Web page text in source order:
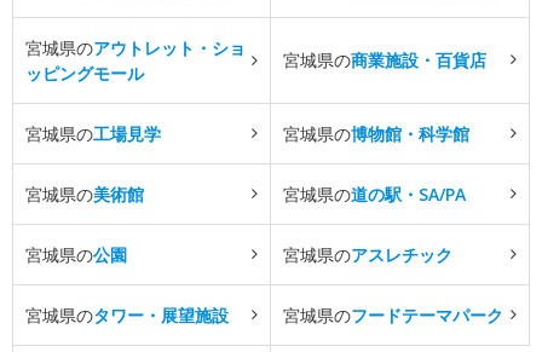
宮城県のアウトレット・ショ
ッピングモール
宮城県の商業施設・百貨店
宮城県の工場見学 宮城県の博物館・科学館
宮城県の美術館 宮城県の道の駅・SA/PA
宮城県の公園 宮城県のアスレチック
宮城県のタワー・展望施設 宮城県のフードテーマパーク